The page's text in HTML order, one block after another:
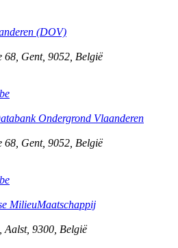
(DOV)
68 Gent, 9052 België
Ondergrond Vlaanderen
68 Gent, 9052 België
MilieuMaatschappij
Aalst, 9300 België